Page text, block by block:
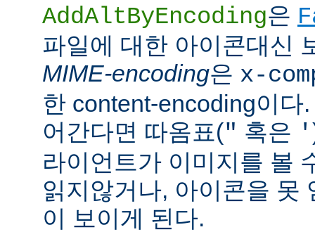
AddAltByEncoding은
파일에 대한 아이콘대신
MIME-encoding은 x-
한 content-encoding이다
어간다면 따옴표(" 혹은 '
라이언트가 이미지를 볼
읽지않거나, 아이콘을 못
이 보이게 된다.